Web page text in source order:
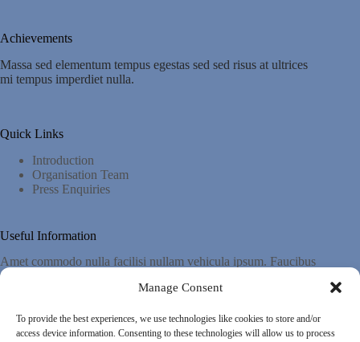
Manage Consent
To provide the best experiences, we use technologies like cookies to store and/or
access device information. Consenting to these technologies will allow us to process
Achievements
Massa sed elementum tempus egestas sed sed risus at ultrices
mi tempus imperdiet nulla.
Quick Links
Introduction
Organisation Team
Press Enquiries
Useful Information
Amet commodo nulla facilisi nullam vehicula ipsum. Faucibus
pulvinar elementum integer enim.
Important Links